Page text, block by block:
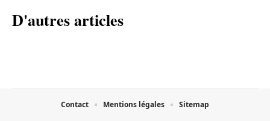
D'autres articles
Contact Mentions légales Sitemap